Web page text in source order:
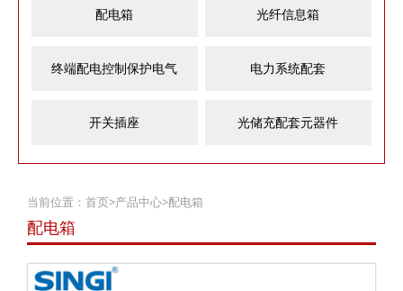
配电箱 光纤信息箱
终端配电控制保护电气 电力系统配套
开关插座 光储充配套元器件
当前位置： 首页>产品中心>配电箱
配电箱